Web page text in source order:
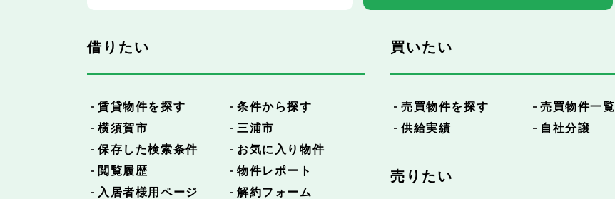
借りたい
賃貸物件を探す
条件から探す
横須賀市
三浦市
保存した検索条件
お気に入り物件
閲覧履歴
物件レポート
入居者様用ページ
解約フォーム
買いたい
売買物件を探す
売買物件一覧
供給実績
自社分譲
売りたい